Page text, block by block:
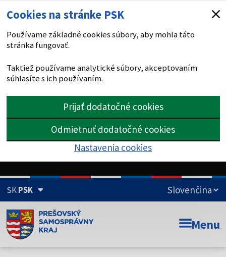
Cookies na stránke PSK
Používame základné cookies súbory, aby mohla táto
stránka fungovať.
Taktiež používame analytické súbory, akceptovaním
súhlasíte s ich používaním.
Prijať dodatočné cookies
Odmietnuť dodatočné cookies
Nastavenia cookies
SKPSK
Doména psk.sk je oficiálna
Toto je oficiálna webová stránka Prešovského
Menu